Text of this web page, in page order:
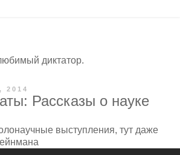
диктатор.
2014
Рассказы о науке
выступления, тут даже